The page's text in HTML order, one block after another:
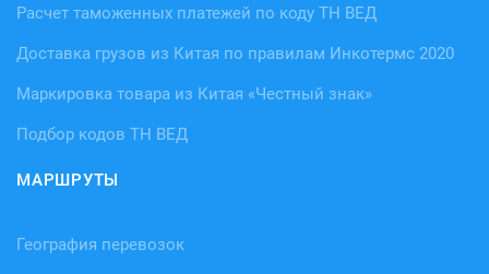
Расчет таможенных платежей по коду ТН ВЕД
Доставка грузов из Китая по правилам Инкотермс 2020
Маркировка товара из Китая «Честный знак»
Подбор кодов ТН ВЕД
МАРШРУТЫ
География перевозок